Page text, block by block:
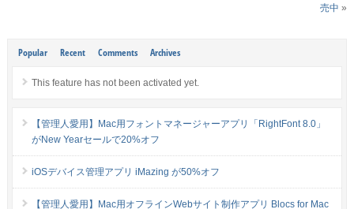
売中 »
Popular Recent Comments Archives
This feature has not been activated yet.
【管理人愛用】Mac用フォントマネージャーアプリ「RightFont 8.0」
がNew Yearセールで20%オフ
iOSデバイス管理アプリ iMazing が50%オフ
【管理人愛用】Mac用オフラインWebサイト制作アプリ Blocs for Mac